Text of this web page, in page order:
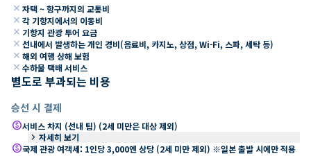
close 자택 ~ 항구까지의 교통비
close 각 기항지에서의 이동비
close 기항지 관광 투어 요금
close 선내에서 발생하는 개인 경비(음료비, 카지노, 상점, Wi-Fi, 스파, 세탁 등)
close 해외 여행 상해 보험
close 수하물 택배 서비스
별도로 부과되는 비용
승선 시 결제
paid서비스 차지 (선내 팁) (2세 미만은 대상 제외)
keyboard_arrow_right 자세히 보기
paid국제 관광 여객세: 1인당 3,000엔 상당 (2세 미만 제외) ※일본 출발 시에만 적용